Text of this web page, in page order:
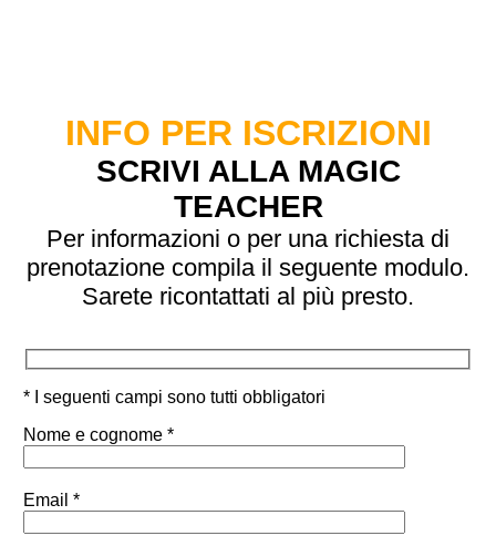
INFO PER ISCRIZIONI
SCRIVI ALLA MAGIC
TEACHER
Per informazioni o per una richiesta di
prenotazione compila il seguente modulo.
Sarete ricontattati al più presto.
* I seguenti campi sono tutti obbligatori
Nome e cognome *
Email *